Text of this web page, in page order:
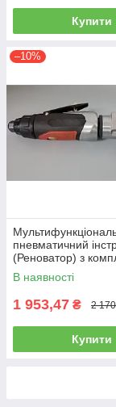
Купити
–10%
пневматичний
(Реноватор) з
насадок (20000кол/
AIRKRAFT NST-
В наявності
1 953,47 ₴ 2
Купити